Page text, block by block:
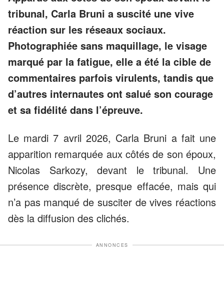
tribunal, Carla Bruni a suscité une vive
réaction sur les réseaux sociaux.
Photographiée sans maquillage, le visage
marqué par la fatigue, elle a été la cible de
commentaires parfois virulents, tandis que
d’autres internautes ont salué son courage
et sa fidélité dans l’épreuve.
Le mardi 7 avril 2026, Carla Bruni a fait une
apparition remarquée aux côtés de son époux,
Nicolas Sarkozy, devant le tribunal. Une
présence discrète, presque effacée, mais qui
n’a pas manqué de susciter de vives réactions
dès la diffusion des clichés.
ANNONCES